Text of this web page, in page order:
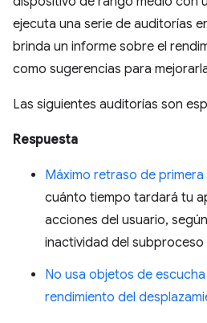
ejecuta una serie de auditorías
brinda un informe sobre el
como sugerencias para
Las siguientes auditorías son
Respuesta
Máximo retraso de
cuánto tiempo tardará tu
acciones del usuario,
inactividad del subproceso
No usa objetos de
rendimiento del